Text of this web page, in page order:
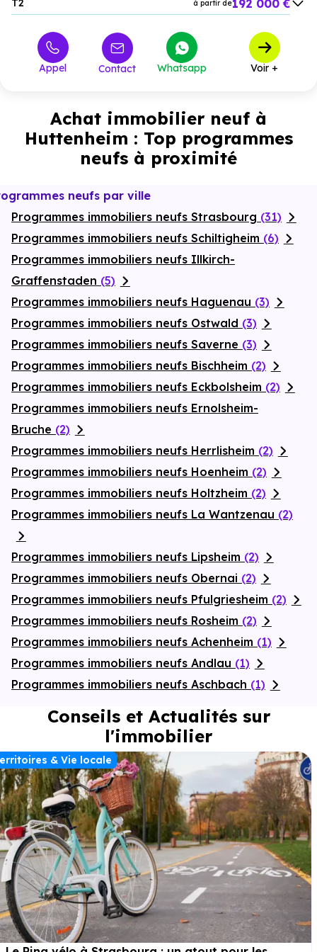
T2 à partir de192 000 €
à partir de 334 000 €
Appel Contact Whatsapp Voir +
Achat immobilier neuf à
Huttenheim : Top programmes
neufs à proximité
neufs par ville
Programmes immobiliers neufs Strasbourg (31)
Programmes immobiliers neufs Schiltigheim (6)
Programmes immobiliers neufs Illkirch-
Graffenstaden (5)
Programmes immobiliers neufs Haguenau (3)
Programmes immobiliers neufs Ostwald (3)
Programmes immobiliers neufs Saverne (3)
Programmes immobiliers neufs Bischheim (2)
Programmes immobiliers neufs Eckbolsheim (2)
Programmes immobiliers neufs Ernolsheim-
Bruche (2)
Programmes immobiliers neufs Herrlisheim (2)
Programmes immobiliers neufs Hoenheim (2)
Programmes immobiliers neufs Holtzheim (2)
Programmes immobiliers neufs La Wantzenau (2)
Programmes immobiliers neufs Lipsheim (2)
Programmes immobiliers neufs Obernai (2)
Programmes immobiliers neufs Pfulgriesheim (2)
Programmes immobiliers neufs Rosheim (2)
Programmes immobiliers neufs Achenheim (1)
Programmes immobiliers neufs Andlau (1)
Programmes immobiliers neufs Aschbach (1)
Conseils et Actualités sur
l'immobilier
& Vie locale